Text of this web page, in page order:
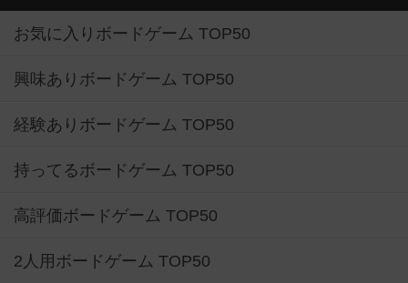
お気に入りボードゲーム TOP50
興味ありボードゲーム TOP50
経験ありボードゲーム TOP50
持ってるボードゲーム TOP50
高評価ボードゲーム TOP50
2人用ボードゲーム TOP50